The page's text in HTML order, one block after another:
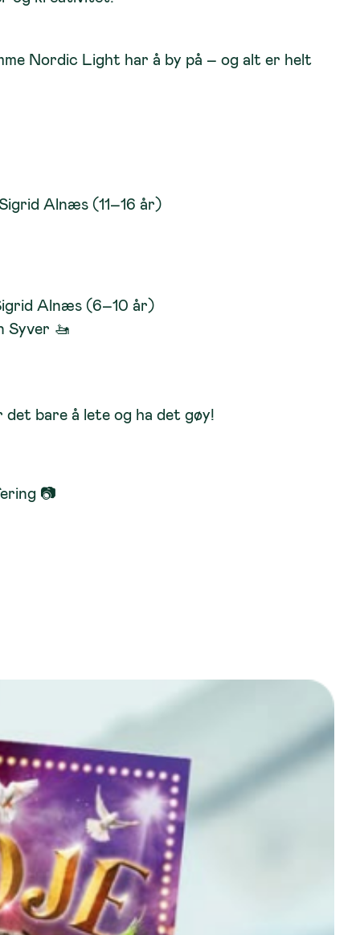
Nordic Light har å by på – og alt er helt
Alnæs (11–16 år)
Alnæs (6–10 år)
Syver 🚤
bare å lete og ha det gøy!
📷